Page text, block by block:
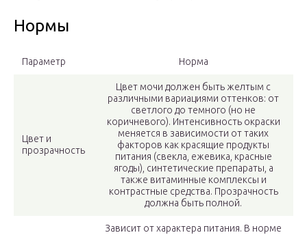
Нормы
Параметр Норма
Цвет и
прозрачность
Цвет мочи должен быть желтым с
различными вариациями оттенков: от
светлого до темного (но не
коричневого). Интенсивность окраски
меняется в зависимости от таких
факторов как красящие продукты
питания (свекла, ежевика, красные
ягоды), синтетические препараты, а
также витаминные комплексы и
контрастные средства. Прозрачность
должна быть полной.
Зависит от характера питания. В норме